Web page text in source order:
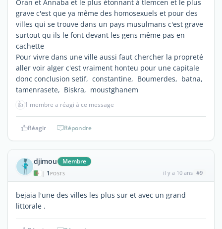
Oran et Annaba et le plus étonnant à tlemcen et le plus
grave c'est que ya même des homosexuels et pour des
villes qui se trouve dans un pays musulmans c'est grave
surtout qu ils le font devant les gens même pas en
cachette
Pour vivre dans une ville aussi faut chercher la propreté
aller voir alger c'est vraiment honteu pour une capitale
donc conclusion setif, constantine, Boumerdes, batna,
tamenrasete, Biskra, moustghanem
👍 1 membre a réagi à ce message
Réagir Répondre
djimou Membre
| 1 POSTS il y a 10 ans #9
bejaia l'une des villes les plus sur et avec un grand
littorale .